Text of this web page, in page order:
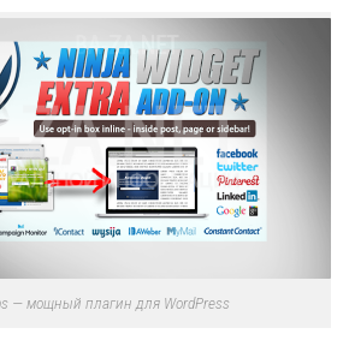
— мощный плагин для WordPress